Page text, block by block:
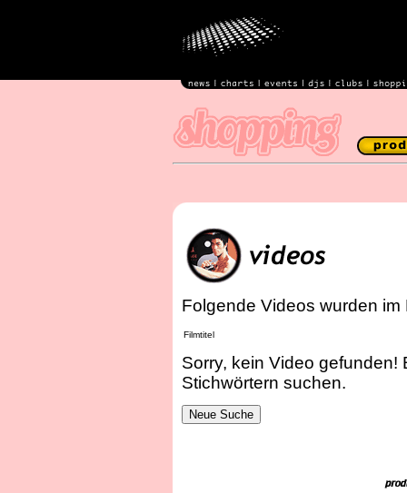
Folgende Videos wurden
Filmtitel
Sorry, kein Video gefunden!
Stichwörtern suchen.